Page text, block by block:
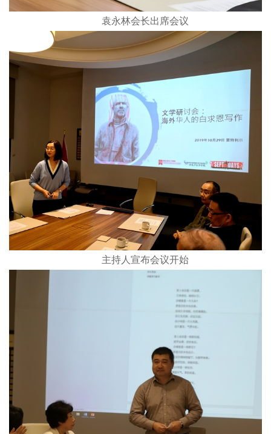
袁永林会长出席会议
主持人宣布会议开始